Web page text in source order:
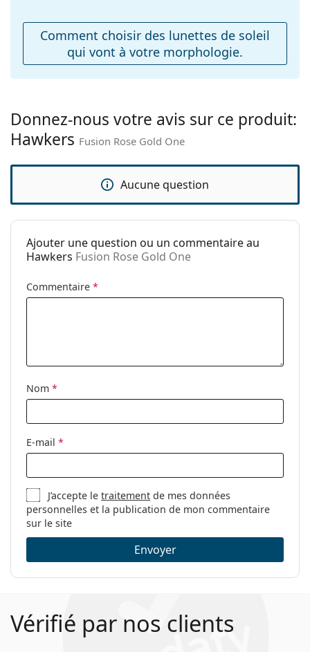
Accessoires
Étui:
Non
Tissu de
Non
Autres
Sexe:
Unisex
Catégorie:
Lunettes de soleil
Hawkers
Code:
Fusion Rose Gold One
Comment choisir des lunettes de soleil
qui vont à votre morphologie.
Donnez-nous votre avis sur ce produit:
Hawkers Fusion Rose Gold One
Aucune question
Ajouter une question ou un commentaire au
Hawkers Fusion Rose Gold One
Commentaire *
Nom *
E-mail *
J’accepte letraitement de mes données
personnelles et la publication de mon commentaire
sur le site
Envoyer
Vérifié par nos clients